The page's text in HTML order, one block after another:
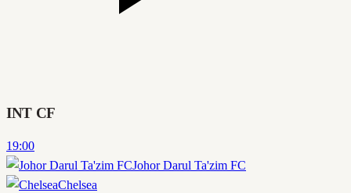
INT CF
19:00
Johor Darul Ta'zim FC
Chelsea